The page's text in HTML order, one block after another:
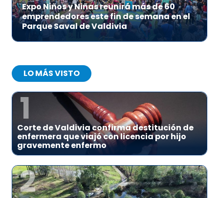
Expo Niños y Niñas reunirá más de 60
emprendedores este fin de semana en el
Parque Saval de Valdivia
LO MÁS VISTO
1
Corte de Valdivia confirma destitución de
enfermera que viajó con licencia por hijo
gravemente enfermo
2